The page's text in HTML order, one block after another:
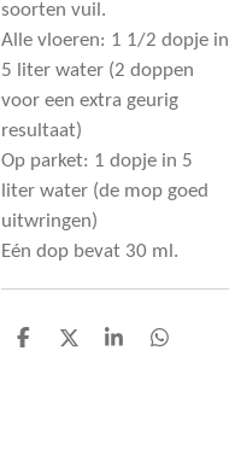
soorten vuil.
Alle vloeren: 1 1/2 dopje in
5 liter water (2 doppen
voor een extra geurig
resultaat)
Op parket: 1 dopje in 5
liter water (de mop goed
uitwringen)
Eén dop bevat 30 ml.
D
D
S
D